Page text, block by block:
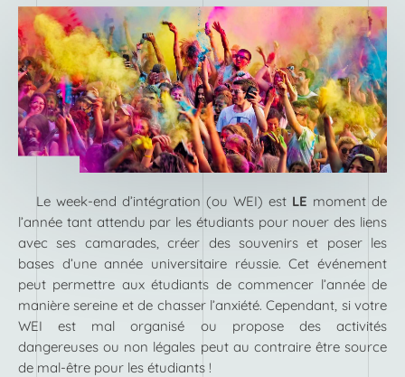
Le week-end d’intégration (ou WEI) est LE moment de
l’année tant attendu par les étudiants pour nouer des liens
avec ses camarades, créer des souvenirs et poser les
bases d’une année universitaire réussie. Cet événement
peut permettre aux étudiants de commencer l’année de
manière sereine et de chasser l’anxiété. Cependant, si votre
WEI est mal organisé ou propose des activités
dangereuses ou non légales peut au contraire être source
de mal-être pour les étudiants !